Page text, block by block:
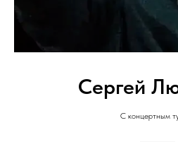
Сергей
С концертным